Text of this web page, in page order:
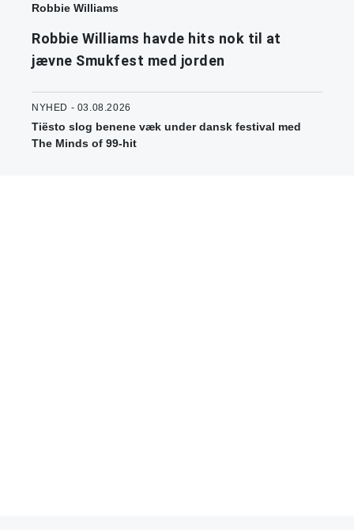
Robbie Williams
Robbie Williams havde hits nok til at
jævne Smukfest med jorden
NYHED - 03.08.2026
Tiësto slog benene væk under dansk festival med
The Minds of 99-hit